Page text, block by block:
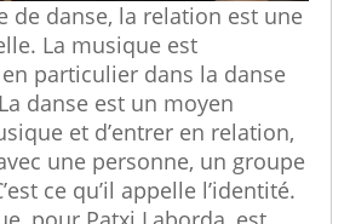
de danse, la relation est une
La musique est
particulier dans la danse
danse est un moyen
et d’entrer en relation,
une personne, un groupe
ce qu’il appelle l’identité.